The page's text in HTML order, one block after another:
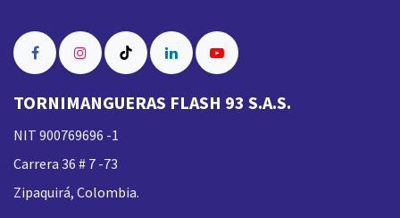
TORNIMANGUERAS FLASH 93 S.A.S.
NIT 900769696 -1
Carrera 36 # 7 -73
Zipaquirá, Colombia.